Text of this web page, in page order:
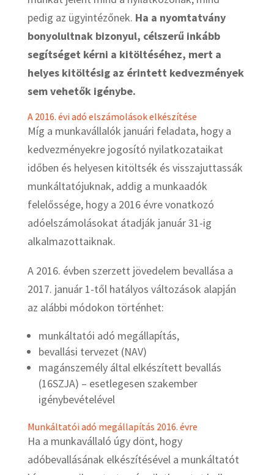
pedig az ügyintézőnek. Ha a nyomtatvány
bonyolultnak bizonyul, célszerű inkább
segítséget kérni a kitöltéséhez, mert a
helyes kitöltésig az érintett kedvezmények
sem vehetők igénybe.
A 2016. évi adó elszámolások elkészítése
Míg a munkavállalók januári feladata, hogy a
kedvezményekre jogosító nyilatkozataikat
időben és helyesen kitöltsék és visszajuttassák
munkáltatójuknak, addig a munkaadók
felelőssége, hogy a 2016 évre vonatkozó
adóelszámolásokat átadják január 31-ig
alkalmazottaiknak.
A 2016. évben szerzett jövedelem bevallása a
2017. január 1-től hatályos változások alapján
az alábbi módokon történhet:
munkáltatói adó megállapítás,
bevallási tervezet (NAV)
magánszemély által elkészített bevallás
(16SZJA) – esetlegesen szakember
igénybevételével
Munkáltatói adó megállapítás 2016. évre
Ha a munkavállaló úgy dönt, hogy
adóbevallásának elkészítésével a munkáltatót